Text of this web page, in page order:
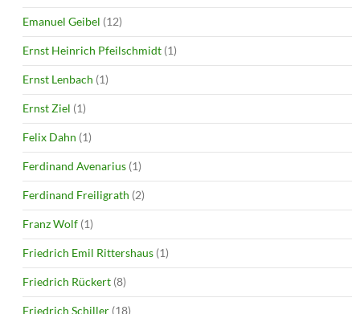
Emanuel Geibel (12)
Ernst Heinrich Pfeilschmidt (1)
Ernst Lenbach (1)
Ernst Ziel (1)
Felix Dahn (1)
Ferdinand Avenarius (1)
Ferdinand Freiligrath (2)
Franz Wolf (1)
Friedrich Emil Rittershaus (1)
Friedrich Rückert (8)
Friedrich Schiller (18)